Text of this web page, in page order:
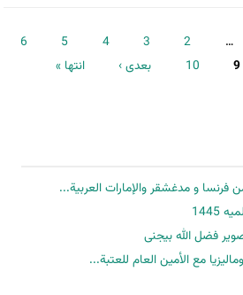
…
2
3
4
5
6
9
10 بعدی › انتها »
فرنسا و مدغشقر والإمارات العربية...
مع الأمين العام للعتبة...